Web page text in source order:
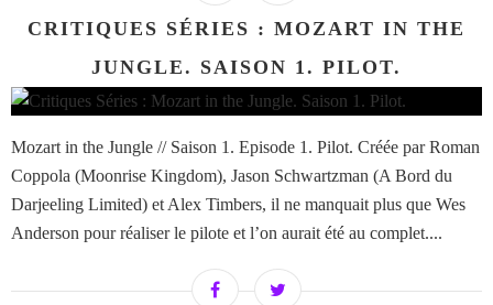
CRITIQUES SÉRIES : MOZART IN THE
JUNGLE. SAISON 1. PILOT.
Mozart in the Jungle // Saison 1. Episode 1. Pilot. Créée par Roman
Coppola (Moonrise Kingdom), Jason Schwartzman (A Bord du
Darjeeling Limited) et Alex Timbers, il ne manquait plus que Wes
Anderson pour réaliser le pilote et l’on aurait été au complet....